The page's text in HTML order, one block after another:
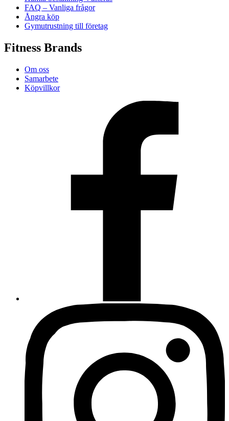
FAQ – Vanliga frågor
Ångra köp
Gymutrustning till företag
Fitness Brands
Om oss
Samarbete
Köpvillkor